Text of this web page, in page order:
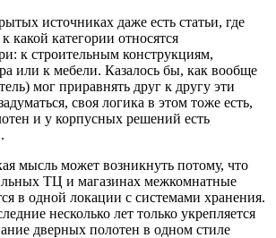
источниках даже есть статьи, где
какой категории относятся
к строительным конструкциям,
или к мебели. Казалось бы, как вообще
мог приравнять друг к другу эти
своя логика в этом тоже есть,
и у корпусных решений есть
мысль может возникнуть потому, что
ТЦ и магазинах межкомнатные
в одной локации с системами хранения.
несколько лет только укрепляется
дверных полотен в одном стиле